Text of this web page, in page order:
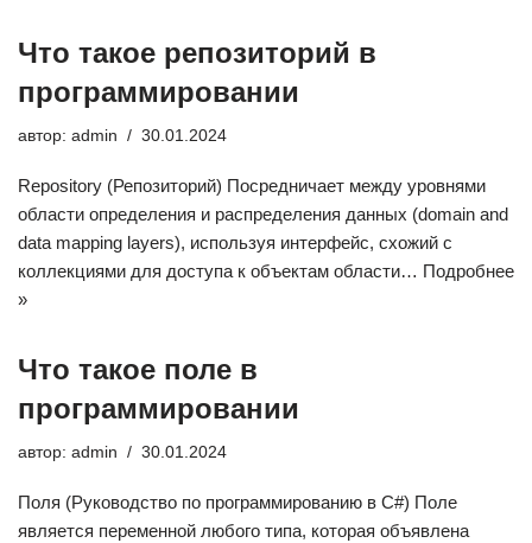
Что такое репозиторий в
программировании
автор: admin 30.01.2024
Repository (Репозиторий) Посредничает между уровнями
области определения и распределения данных (domain and
data mapping layers), используя интерфейс, схожий с
коллекциями для доступа к объектам области… Подробнее
»
Что такое поле в
программировании
автор: admin 30.01.2024
Поля (Руководство по программированию в C#) Поле
является переменной любого типа, которая объявлена